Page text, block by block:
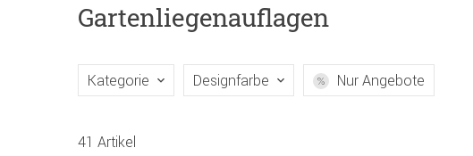
Gartenliegenauflagen
Kategorie Designfarbe Nur Angebote
41 Artikel